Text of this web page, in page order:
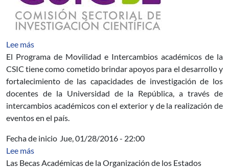
Lee mássobre Segundo llamado del Programa de Movilidad e
El Programa de Movilidad e Intercambios académicos de la
CSIC tiene como cometido brindar apoyos para el desarrollo y
fortalecimiento de las capacidades de investigación de los
docentes de la Universidad de la República, a través de
intercambios académicos con el exterior y de la realización de
eventos en el país.
Fecha de inicio Jue, 01/28/2016 - 22:00
Lee mássobre Becas de la OEA para estudios académicos de
Las Becas Académicas de la Organización de los Estados